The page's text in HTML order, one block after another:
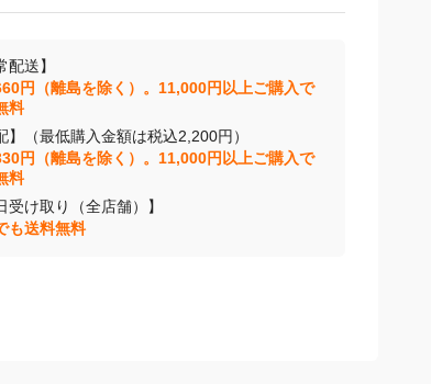
配送】
円（離島を除く）。11,000円以上ご購入で
料
】（最低購入金額は税込2,200円）
円（離島を除く）。11,000円以上ご購入で
料
受け取り（全店舗）】
も送料無料